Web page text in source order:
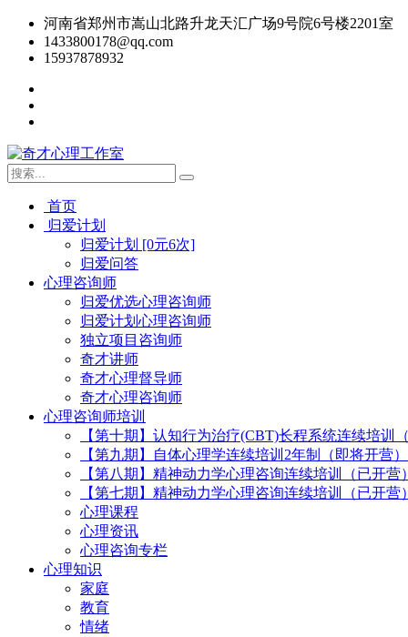
河南省郑州市嵩山北路升龙天汇广场9号院6号楼2201室
1433800178@qq.com
15937878932
首页
归爱计划
归爱计划 [0元6次]
归爱问答
心理咨询师
归爱优选心理咨询师
归爱计划心理咨询师
独立项目咨询师
奇才讲师
奇才心理督导师
奇才心理咨询师
心理咨询师培训
【第十期】认知行为治疗(CBT)长程系统连续培训
【第九期】自体心理学连续培训2年制（即将开营）
【第八期】精神动力学心理咨询连续培训（已开营）
【第七期】精神动力学心理咨询连续培训（已开营）
心理课程
心理资讯
心理咨询专栏
心理知识
家庭
教育
情绪